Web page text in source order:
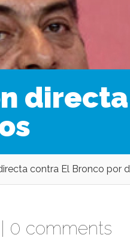
contra El Bronco por
0 comments